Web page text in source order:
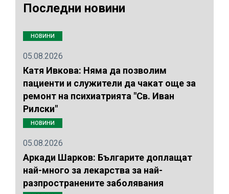
Последни новини
НОВИНИ
05.08.2026
Катя Ивкова: Няма да позволим
пациенти и служители да чакат още за
ремонт на психиатрията "Св. Иван
Рилски"
НОВИНИ
05.08.2026
Аркади Шарков: Българите доплащат
най-много за лекарства за най-
разпространените заболявания